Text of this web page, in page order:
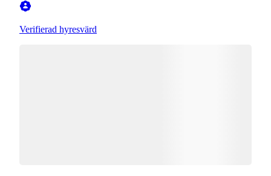
Verifierad hyresvärd